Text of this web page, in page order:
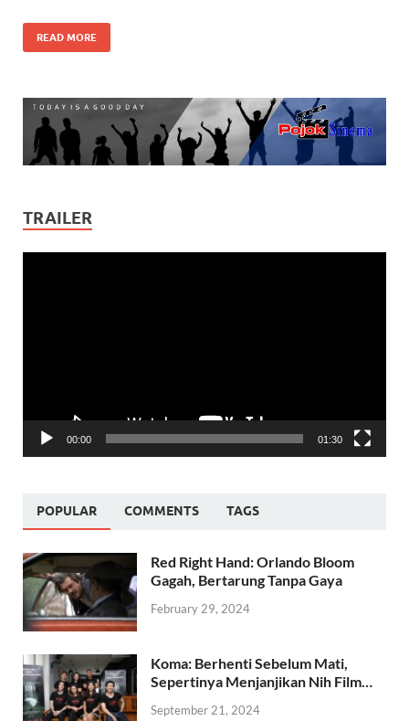
READ MORE
TRAILER
00:00 01:30
POPULAR COMMENTS TAGS
Red Right Hand: Orlando Bloom
Gagah, Bertarung Tanpa Gaya
February 29, 2024
Koma: Berhenti Sebelum Mati,
Sepertinya Menjanjikan Nih Film…
September 21, 2024